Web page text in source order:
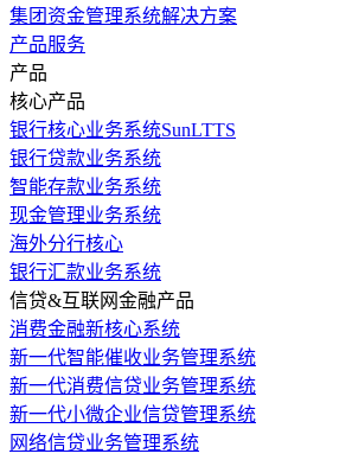
集团资金管理系统解决方案
产品服务
产品
核心产品
银行核心业务系统SunLTTS
银行贷款业务系统
智能存款业务系统
现金管理业务系统
海外分行核心
银行汇款业务系统
信贷&互联网金融产品
消费金融新核心系统
新一代智能催收业务管理系统
新一代消费信贷业务管理系统
新一代小微企业信贷管理系统
网络信贷业务管理系统